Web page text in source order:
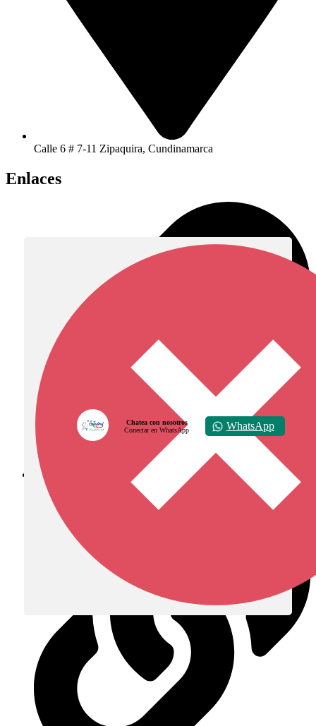
Calle 6 # 7-11 Zipaquira, Cundinamarca
Enlaces
Diócesis de Zipaquirá
Chatea con nosotros
Conectar en WhatsApp
WhatsApp